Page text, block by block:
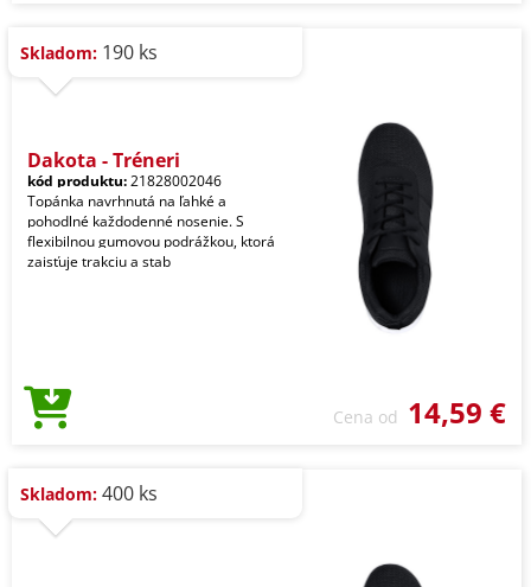
Skladom: 190 ks
Dakota - Tréneri
kód produktu:21828002046
Topánka navrhnutá na ľahké a
pohodlné každodenné nosenie. S
flexibilnou gumovou podrážkou, ktorá
zaisťuje trakciu a stab
Cena od 14,59 €
Skladom: 400 ks